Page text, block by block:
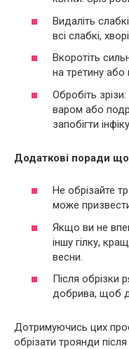
Видаліть
всі слабкі,
Вкоротіть
на третину або
Обробіть
варом або
запобігти
Додаткові поради
Не обрізайте
може
Якщо ви не
іншу гілку,
весни.
Після обрізки
добрива, щоб
Дотримуючись цих
обрізати троянди